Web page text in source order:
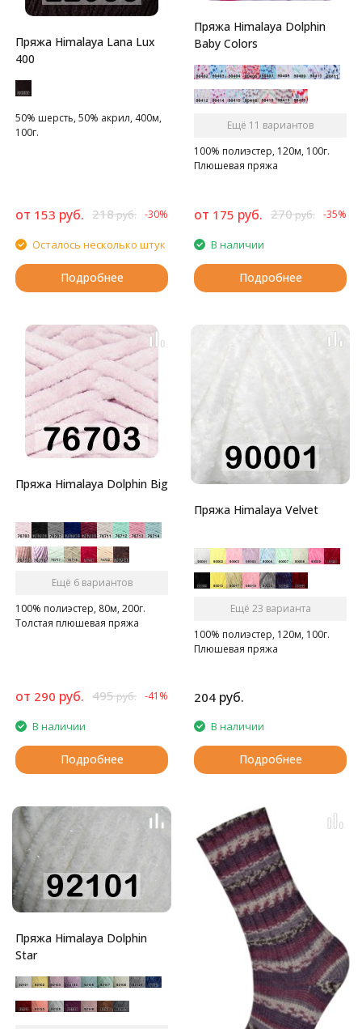
Пряжа Himalaya Lana Lux
400
50% шерсть, 50% акрил, 400м,
100г.
от 153 руб. 218руб. -30%
Осталось несколько штук
Подробнее
Пряжа Himalaya Dolphin
Baby Colors
Ещё 11 вариантов
100% полиэстер, 120м, 100г.
Плюшевая пряжа
от 175 руб. 270руб. -35%
В наличии
Подробнее
Пряжа Himalaya Dolphin Big
Ещё 6 вариантов
100% полиэстер, 80м, 200г.
Толстая плюшевая пряжа
от 290 руб. 495руб. -41%
В наличии
Подробнее
Пряжа Himalaya Velvet
Ещё 23 варианта
100% полиэстер, 120м, 100г.
Плюшевая пряжа
204 руб.
В наличии
Подробнее
Пряжа Himalaya Dolphin
Star